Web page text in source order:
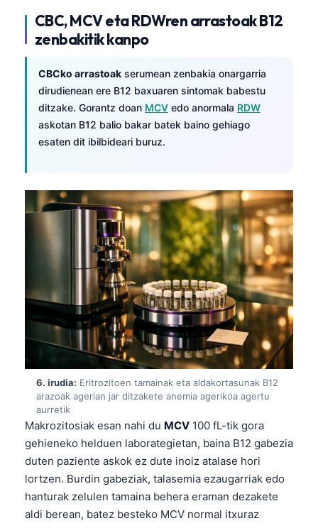
CBC, MCV eta RDWren arrastoak B12
zenbakitik kanpo
CBCko arrastoak serumean zenbakia onargarria
dirudienean ere B12 baxuaren sintomak babestu
ditzake. Gorantz doan MCV edo anormala RDW
askotan B12 balio bakar batek baino gehiago
esaten dit ibilbideari buruz.
6. irudia: Eritrozitoen tamainak eta aldakortasunak B12
arazoak agerian jar ditzakete anemia agerikoa agertu
aurretik
Makrozitosiak esan nahi du MCV 100 fL-tik gora
gehieneko helduen laborategietan, baina B12 gabezia
duten paziente askok ez dute inoiz atalase hori
lortzen. Burdin gabeziak, talasemia ezaugarriak edo
hanturak zelulen tamaina behera eraman dezakete
aldi berean, batez besteko MCV normal itxuraz
简体中文
Български
Dansk
हिन्दी
Bahasa Indonesia
Հայերեն
Íslenska
Српски језик
Svenska
Bosanski
Azərbaycan dili
Eesti
ქართული
Русский
Lietuvių kalba
한국어
Slovenščina